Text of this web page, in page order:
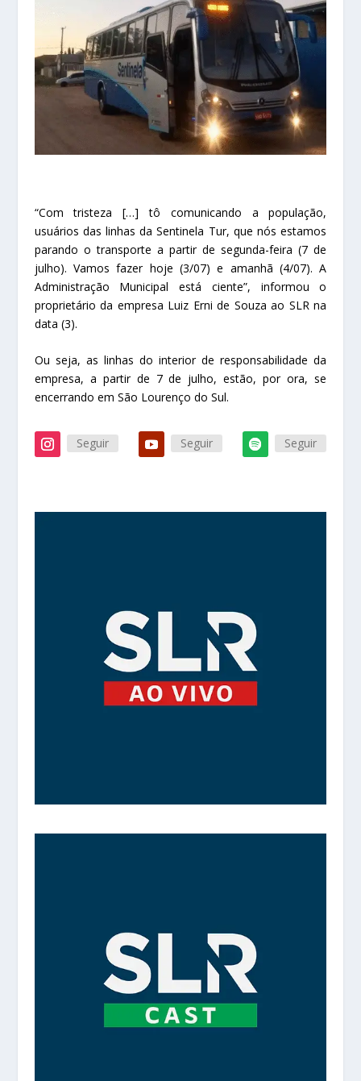
“Com tristeza […] tô comunicando a população,
usuários das linhas da Sentinela Tur, que nós estamos
parando o transporte a partir de segunda-feira (7 de
julho). Vamos fazer hoje (3/07) e amanhã (4/07). A
Administração Municipal está ciente”, informou o
proprietário da empresa Luiz Erni de Souza ao SLR na
data (3).
Ou seja, as linhas do interior de responsabilidade da
empresa, a partir de 7 de julho, estão, por ora, se
encerrando em São Lourenço do Sul.
Seguir Seguir Seguir